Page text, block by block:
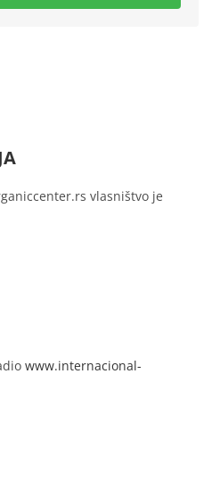
vlasništvo je
www.internacional-